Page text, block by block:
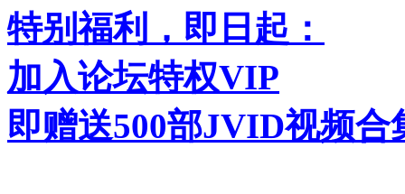
特别福利，即日起：
加入论坛特权VIP
即赠送500部JVID视频合